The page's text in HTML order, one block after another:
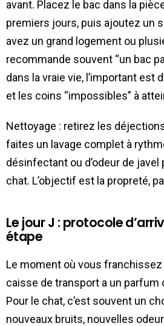
avant. Placez le bac dans la
premiers jours, puis ajoutez un
avez un grand logement ou
recommande souvent “un bac
dans la vraie vie, l’important est
et les coins “impossibles” à
Nettoyage : retirez les
faites un lavage complet à
désinfectant ou d’odeur de javel
chat. L’objectif est la propreté,
Le jour J : protocole
étape
Le moment où vous franchissez
caisse de transport a un parfum
Pour le chat, c’est souvent un
nouveaux bruits, nouvelles